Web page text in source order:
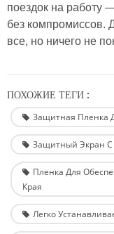
поездок на работу
без компромиссов.
все, но ничего не
ПОХОЖИЕ ТЕГИ :
Защитная Пленка
Защитный Экран С
Пленка Для
Края
Легко